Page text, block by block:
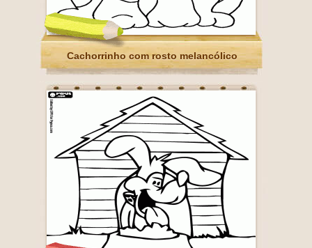
Cachorrinho com rosto melancólico